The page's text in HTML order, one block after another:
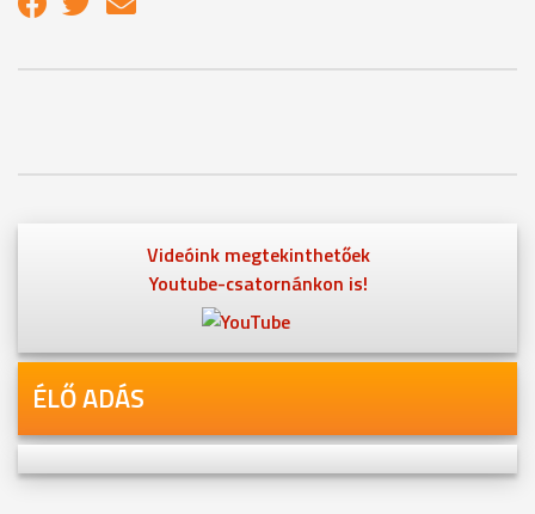
Videóink megtekinthetőek
Youtube-csatornánkon is!
ÉLŐ ADÁS